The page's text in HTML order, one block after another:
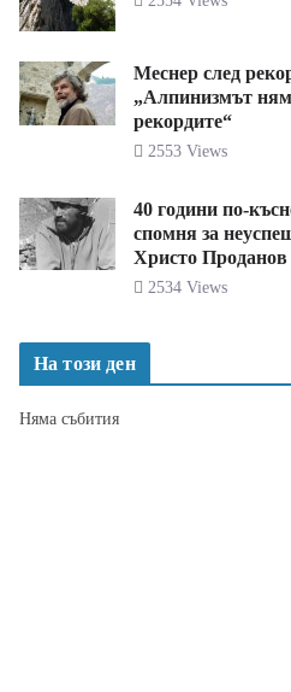
Меснер след
„Алпинизмът
рекордите“
2553 Views
40 години по-
спомня за
Христо Проданов
2534 Views
На този ден
Няма събития